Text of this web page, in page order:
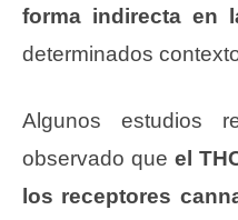
forma indirecta en
determinados
Algunos estudios
observado que el
los receptores